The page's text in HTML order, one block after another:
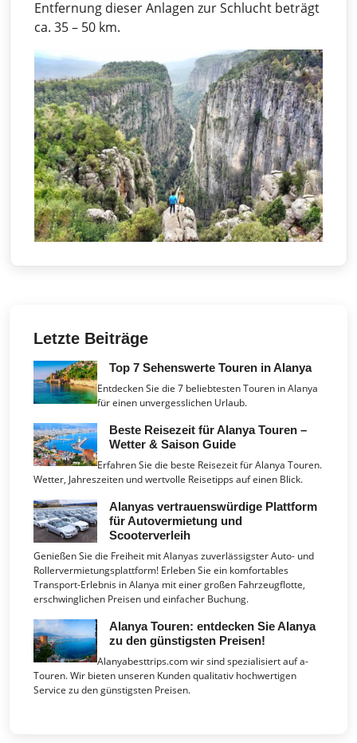
Entfernung dieser Anlagen zur Schlucht beträgt
ca. 35 – 50 km.
Letzte Beiträge
Top 7 Sehenswerte Touren in Alanya
Entdecken Sie die 7 beliebtesten Touren in Alanya
für einen unvergesslichen Urlaub.
Beste Reisezeit für Alanya Touren –
Wetter & Saison Guide
Erfahren Sie die beste Reisezeit für Alanya Touren.
Wetter, Jahreszeiten und wertvolle Reisetipps auf einen Blick.
Alanyas vertrauenswürdige Plattform
für Autovermietung und
Scooterverleih
Genießen Sie die Freiheit mit Alanyas zuverlässigster Auto- und
Rollervermietungsplattform! Erleben Sie ein komfortables
Transport-Erlebnis in Alanya mit einer großen Fahrzeugflotte,
erschwinglichen Preisen und einfacher Buchung.
Alanya Touren: entdecken Sie Alanya
zu den günstigsten Preisen!
Alanyabesttrips.com wir sind spezialisiert auf a-
Touren. Wir bieten unseren Kunden qualitativ hochwertigen
Service zu den günstigsten Preisen.